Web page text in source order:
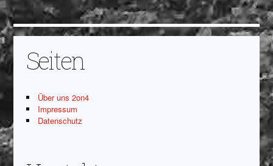
Seiten
Über uns 2on4
Impressum
Datenschutz